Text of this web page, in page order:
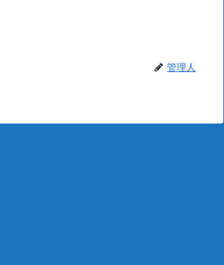
管理人